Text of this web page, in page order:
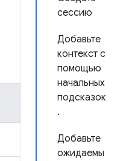
сессию
Добавьте
контекст с
помощью
начальных
подсказок
.
Добавьте
ожидаемы